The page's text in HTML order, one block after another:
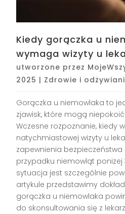
Kiedy gorączka u
wymaga wizyty u
utworzone przez
2025 | Zdrowie i
Gorączka u niemowlaka to
zjawisk, które mogą
Wczesne rozpoznanie, kiedy
natychmiastowej wizyty u
zapewnienia bezpieczeństwa
przypadku niemowląt poniżej
sytuacja jest szczególnie
artykule przedstawimy
gorączka u niemowlaka
do skonsultowania się z